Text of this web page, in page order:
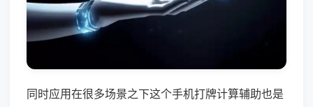
同时应用在很多场景之下这个手机打牌计算辅助也是